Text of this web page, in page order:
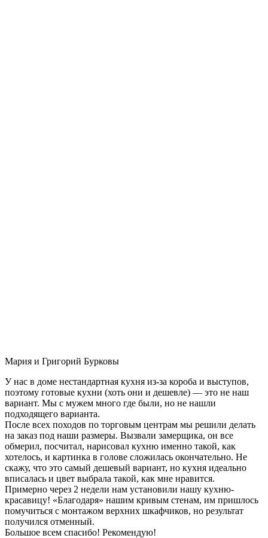
Мария и Григорий Бурковы
У нас в доме нестандартная кухня из-за короба и выступов,
поэтому готовые кухни (хоть они и дешевле) — это не наш
вариант. Мы с мужем много где были, но не нашли
подходящего варианта.
После всех походов по торговым центрам мы решили делать
на заказ под наши размеры. Вызвали замерщика, он все
обмерил, посчитал, нарисовал кухню именно такой, как
хотелось, и картинка в голове сложилась окончательно. Не
скажу, что это самый дешевый вариант, но кухня идеально
вписалась и цвет выбрала такой, как мне нравится.
Примерно через 2 недели нам установили нашу кухню-
красавицу! «Благодаря» нашим кривым стенам, им пришлось
помучиться с монтажом верхних шкафчиков, но результат
получился отменный.
Большое всем спасибо! Рекомендую!